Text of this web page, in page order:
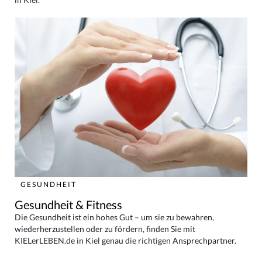
GESUNDHEIT
Gesundheit & Fitness
Die Gesundheit ist ein hohes Gut – um sie zu bewahren,
wiederherzustellen oder zu fördern, finden Sie mit
KIELerLEBEN.de in Kiel genau die richtigen Ansprechpartner.